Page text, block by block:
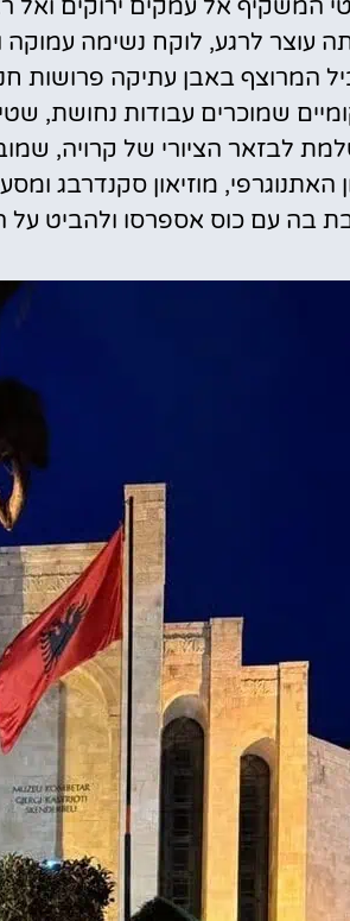
המשקיף אל עמקים ירוקים ואל
עוצר לרגע, לוקח נשימה עמוקה
המרוצף באבן עתיקה פרושות
שמוכרים עבודות נחושת,
לבזאר הציורי של קרויה,
האתנוגרפי, מוזיאון
בה עם כוס אספרסו ולהביט על